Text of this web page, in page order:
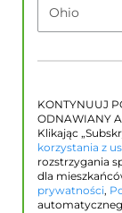
KONTYNUUJ
ODNAWIANY
Klikając
korzystania z
rozstrzygania
dla
prywatności,